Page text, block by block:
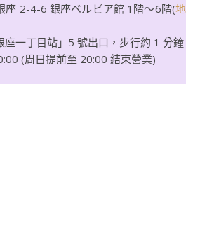
座 2-4-6 銀座ベルビア館 1階～6階(地
座一丁目站」5 號出口，步行約 1 分鐘
(周日提前至 20:00 結束營業)